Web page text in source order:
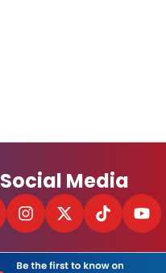
Social Media